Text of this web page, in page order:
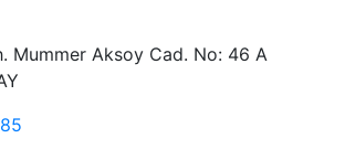
Mummer Aksoy Cad. No: 46 A